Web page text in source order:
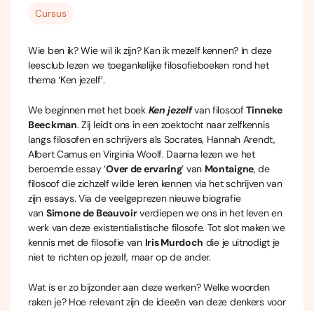
Cursus
Wie ben ik? Wie wil ik zijn? Kan ik mezelf kennen? In deze
leesclub lezen we toegankelijke filosofieboeken rond het
thema ‘Ken jezelf’.
We beginnen met het boek Ken jezelf van filosoof Tinneke
Beeckman. Zij leidt ons in een zoektocht naar zelfkennis
langs filosofen en schrijvers als Socrates, Hannah Arendt,
Albert Camus en Virginia Woolf. Daarna lezen we het
beroemde essay ‘Over de ervaring’ van Montaigne, de
filosoof die zichzelf wilde leren kennen via het schrijven van
zijn essays. Via de veelgeprezen nieuwe biografie
van Simone de Beauvoir verdiepen we ons in het leven en
werk van deze existentialistische filosofe. Tot slot maken we
kennis met de filosofie van Iris Murdoch die je uitnodigt je
niet te richten op jezelf, maar op de ander.
Wat is er zo bijzonder aan deze werken? Welke woorden
raken je? Hoe relevant zijn de ideeën van deze denkers voor